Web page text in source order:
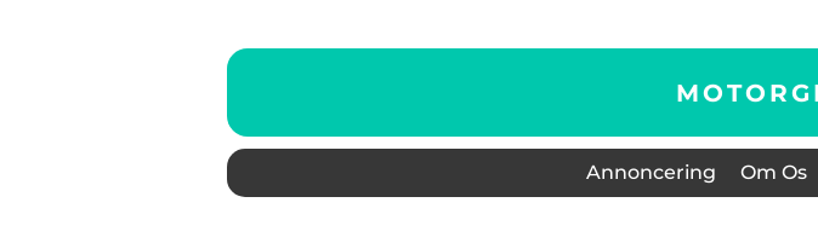
Annoncering Om Os